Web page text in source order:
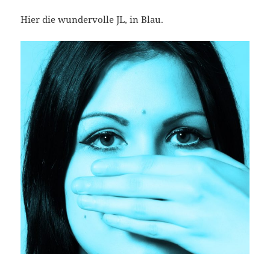
Hier die wundervolle JL, in Blau.